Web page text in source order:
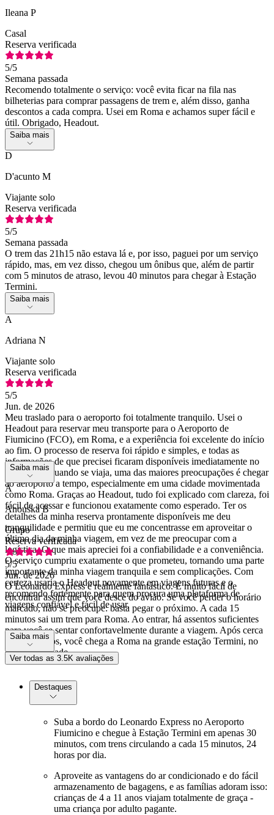
Ileana P
Casal
Reserva verificada
5/5
Semana passada
Recomendo totalmente o serviço: você evita ficar na fila nas
bilheterias para comprar passagens de trem e, além disso, ganha
descontos a cada compra. Usei em Roma e achamos super fácil e
útil. Obrigado, Headout.
Saiba mais
D
D'acunto M
Viajante solo
Reserva verificada
5/5
Semana passada
O trem das 21h15 não estava lá e, por isso, paguei por um serviço
rápido, mas, em vez disso, chegou um ônibus que, além de partir
com 5 minutos de atraso, levou 40 minutos para chegar à Estação
Termini.
Saiba mais
A
Adriana N
Viajante solo
Reserva verificada
5/5
Jun. de 2026
Meu traslado para o aeroporto foi totalmente tranquilo. Usei o
Headout para reservar meu transporte para o Aeroporto de
Fiumicino (FCO), em Roma, e a experiência foi excelente do início
ao fim. O processo de reserva foi rápido e simples, e todas as
informações de que precisei ficaram disponíveis imediatamente no
aplicativo. Quando se viaja, uma das maiores preocupações é chegar
ao aeroporto a tempo, especialmente em uma cidade movimentada
como Roma. Graças ao Headout, tudo foi explicado com clareza, foi
fácil de acessar e funcionou exatamente como esperado. Ter os
detalhes da minha reserva prontamente disponíveis me deu
tranquilidade e permitiu que eu me concentrasse em aproveitar o
último dia da minha viagem, em vez de me preocupar com a
logística. O que mais apreciei foi a confiabilidade e a conveniência.
O serviço cumpriu exatamente o que prometeu, tornando uma parte
importante da minha viagem tranquila e sem complicações. Com
certeza usaria o Headout novamente em viagens futuras e o
recomendo fortemente para quem procura uma plataforma de
viagens confiável e fácil de usar.
Saiba mais
A
Anouska B
Grupo
Reserva verificada
5/5
Jun. de 2026
O Leonardo Express é realmente fantástico. É muito fácil de
encontrar assim que você desce do avião. Se você perder o horário
marcado, não se preocupe: basta pegar o próximo. A cada 15
minutos sai um trem para Roma. Ao entrar, há assentos suficientes
para você se sentar confortavelmente durante a viagem. Após cerca
de 32 minutos, você chega a Roma na grande estação Termini, no
centro da cidade.
Saiba mais
Ver todas as 3.5K avaliações
Destaques
Suba a bordo do Leonardo Express no Aeroporto
Fiumicino e chegue à Estação Termini em apenas 30
minutos, com trens circulando a cada 15 minutos, 24
horas por dia.
Aproveite as vantagens do ar condicionado e do fácil
armazenamento de bagagens, e as famílias adoram isso:
crianças de 4 a 11 anos viajam totalmente de graça -
uma criança por adulto pagante.